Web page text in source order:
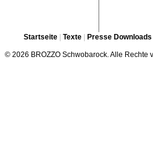
Startseite| Texte| Presse Downloads
© 2026 BROZZO Schwobarock. Alle Rechte